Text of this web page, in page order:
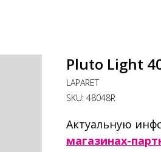
Pluto Light
LAPARET
SKU: 48048R
Актуальную
магазинах-